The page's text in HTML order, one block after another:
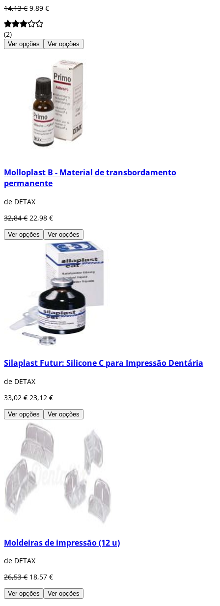
14,13 € 9,89 €
(2)
Ver opções Ver opções
Molloplast B - Material de transbordamento
permanente
de DETAX
32,84 € 22,98 €
Ver opções Ver opções
Silaplast Futur: Silicone C para Impressão Dentária
de DETAX
33,02 € 23,12 €
Ver opções Ver opções
Moldeiras de impressão (12 u)
de DETAX
26,53 € 18,57 €
Ver opções Ver opções